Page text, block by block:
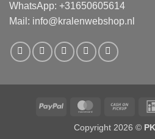
WhatsApp: +31650605614
Mail: info@kralenwebshop.nl
PayPal MasterCardCash
Pickup
Copyright 2026 ©